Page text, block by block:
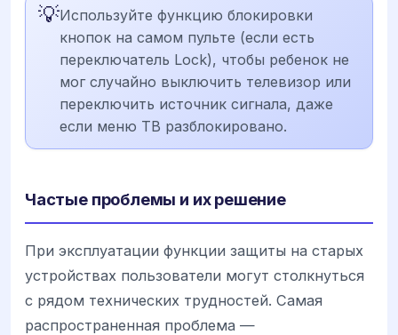
💡Используйте функцию блокировки
кнопок на самом пульте (если есть
переключатель Lock), чтобы ребенок не
мог случайно выключить телевизор или
переключить источник сигнала, даже
если меню ТВ разблокировано.
Частые проблемы и их решение
При эксплуатации функции защиты на старых
устройствах пользователи могут столкнуться
с рядом технических трудностей. Самая
распространенная проблема —